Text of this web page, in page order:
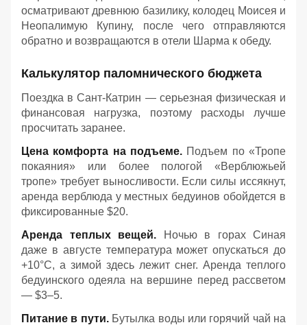
осматривают древнюю базилику, колодец Моисея и
Неопалимую Купину, после чего отправляются
обратно и возвращаются в отели Шарма к обеду.
Калькулятор паломнического бюджета
Поездка в Сант-Катрин — серьезная физическая и
финансовая нагрузка, поэтому расходы лучше
просчитать заранее.
Цена комфорта на подъеме. Подъем по «Тропе
покаяния» или более пологой «Верблюжьей
тропе» требует выносливости. Если силы иссякнут,
аренда верблюда у местных бедуинов обойдется в
фиксированные $20.
Аренда теплых вещей. Ночью в горах Синая
даже в августе температура может опускаться до
+10°C, а зимой здесь лежит снег. Аренда теплого
бедуинского одеяла на вершине перед рассветом
— $3–5.
Питание в пути.Бутылка воды или горячий чай на